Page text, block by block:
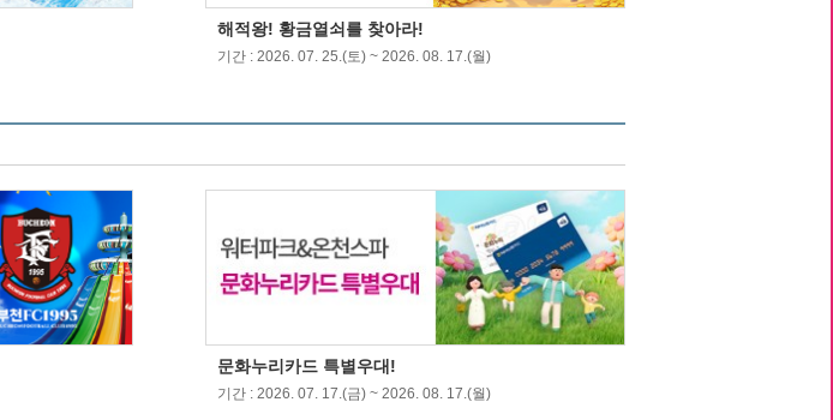
해적왕! 황금열쇠를 찾아라!
기간 : 2026. 07. 25.(토) ~ 2026. 08. 17.(월)
문화누리카드 특별우대!
기간 : 2026. 07. 17.(금) ~ 2026. 08. 17.(월)